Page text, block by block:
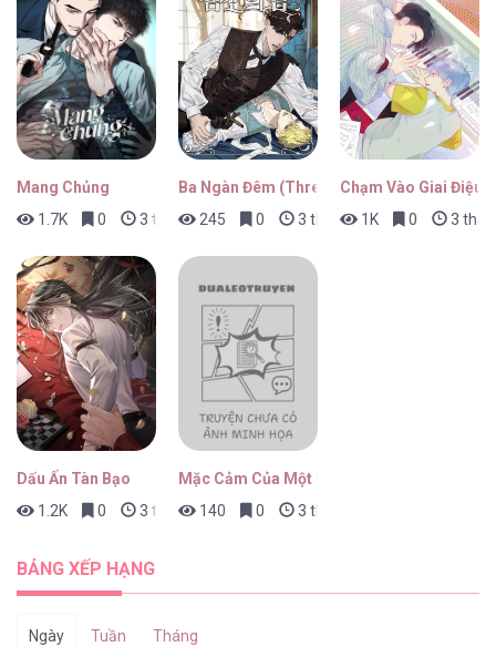
Guiding Điên Loạn [...] – Chap 1
Mang Chủng
1.7K
0 3 tháng trước
Ba Ngàn Đêm (Three Thousand Night)
245
0 3 tháng trước
Chạm Vào Giai Điệu
1K
0 3
Dấu Ấn Tàn Bạo
1.2K
0 3 tháng trước
Mặc Cảm Của Một Idol Thất Bại
140
0 3 tháng trước
BẢNG XẾP HẠNG
Ngày Tuần Tháng